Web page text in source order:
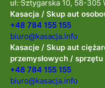
ul. Sztygarska 10, 58-305
Kasacja / Skup aut
+48 784 155 155
biuro@kasacja.info
Kasacje / Skup aut
przemysłowych /
+48 784 155 155
biuro@kasacja.info